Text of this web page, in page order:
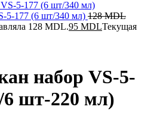
5-177 (6 шт/340 мл) 128MDL
128 MDL.95 MDLТекущая
набор VS-5-
6 шт-220 мл)